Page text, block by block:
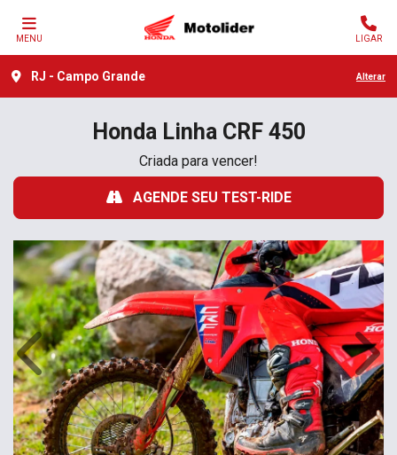
MENU LIGAR
RJ - Campo Grande Alterar
HondaLinha CRF 450
Criada para vencer!
AGENDE SEU TEST-RIDE
Anterior